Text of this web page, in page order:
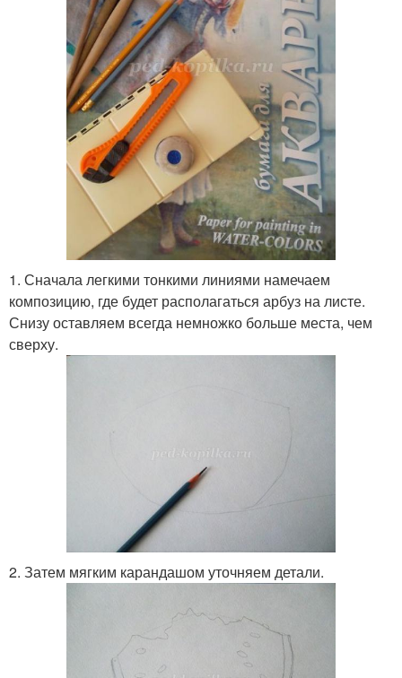
1. Сначала легкими тонкими линиями намечаем
композицию, где будет располагаться арбуз на листе.
Снизу оставляем всегда немножко больше места, чем
сверху.
2. Затем мягким карандашом уточняем детали.